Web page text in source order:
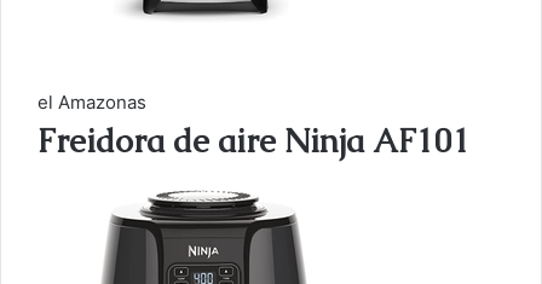
el Amazonas
Freidora de aire Ninja AF101